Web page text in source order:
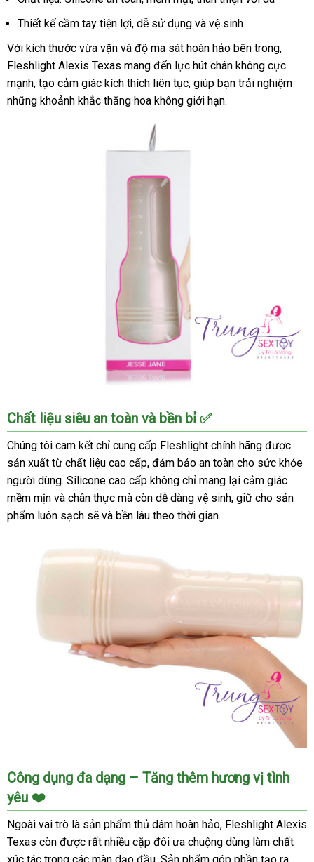
Thiết kế cầm tay tiện lợi, dễ sử dụng và vệ sinh
Với kích thước vừa vặn và độ ma sát hoàn hảo bên trong,
Fleshlight Alexis Texas mang đến lực hút chân không cực
mạnh, tạo cảm giác kích thích liên tục, giúp bạn trải nghiệm
những khoảnh khắc thăng hoa không giới hạn.
Âm
đạo
giả
Fleshlight
Alexis
Texas
-
Siêu
khoái
Chất liệu siêu an toàn và bền bỉ ✅
Chúng tôi cam kết chỉ cung cấp Fleshlight chính hãng được
sản xuất từ chất liệu cao cấp, đảm bảo an toàn cho sức khỏe
người dùng. Silicone cao cấp không chỉ mang lại cảm giác
mềm mịn và chân thực mà còn dễ dàng vệ sinh, giữ cho sản
phẩm luôn sạch sẽ và bền lâu theo thời gian.
Âm
đạo
giả
Fleshlight
Alexis
Texas
Công dụng đa dạng – Tăng thêm hương vị tình
yêu ❤️
Ngoài vai trò là sản phẩm thủ dâm hoàn hảo, Fleshlight Alexis
Texas còn được rất nhiều cặp đôi ưa chuộng dùng làm chất